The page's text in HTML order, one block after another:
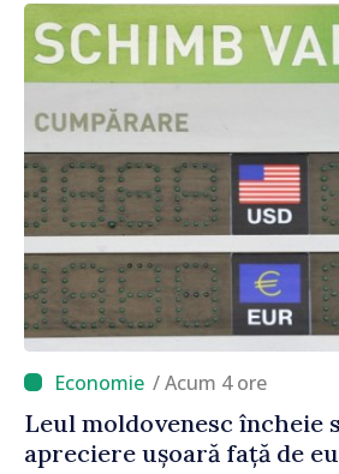
/ Acum 4 ore
Leul moldovenesc încheie
apreciere ușoară față de